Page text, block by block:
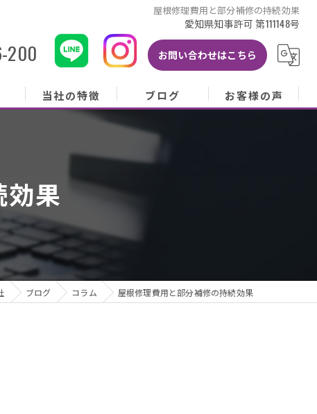
屋根修理費用と部分補修の持続効果
愛知県知事許可 第111148号
200 お問い合わせはこちら
当社の特徴
塗り替え
雨樋
修理
ブログ
ブログ
コラム
お客様の声
果
ブログ コラム 屋根修理費用と部分補修の持続効果